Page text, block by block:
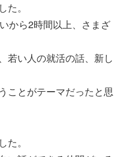
。
から2時間以上、さまざ
若い人の就活の話、新し
ことがテーマだったと思
。